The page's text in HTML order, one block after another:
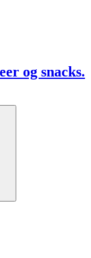
og snacks.